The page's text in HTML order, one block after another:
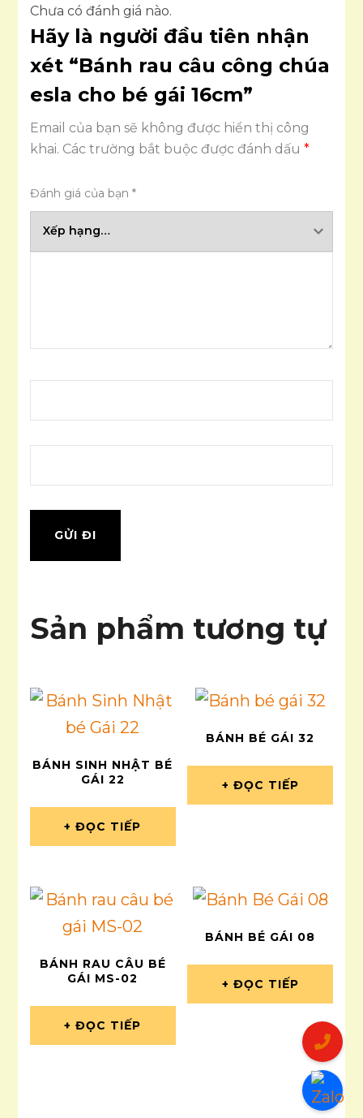
Chưa có đánh giá nào.
Hãy là người đầu tiên nhận
xét “Bánh rau câu công chúa
esla cho bé gái 16cm”
Email của bạn sẽ không được hiển thị công
khai. Các trường bắt buộc được đánh dấu*
Đánh giá của bạn*
Sản phẩm tương tự
BÁNH SINH NHẬT BÉ
GÁI 22
ĐỌC TIẾP
BÁNH BÉ GÁI 32
ĐỌC TIẾP
BÁNH RAU CÂU BÉ
GÁI MS-02
ĐỌC TIẾP
BÁNH BÉ GÁI 08
ĐỌC TIẾP